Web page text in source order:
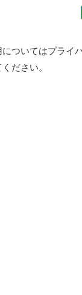
ついてはプライ
ださい。